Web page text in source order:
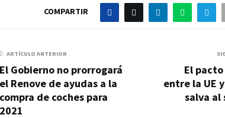
COMPARTIR
ARTÍCULO ANTERIOR
El Gobierno no prorrogará
el Renove de ayudas a la
compra de coches para
2021
El
entre la UE
salva al